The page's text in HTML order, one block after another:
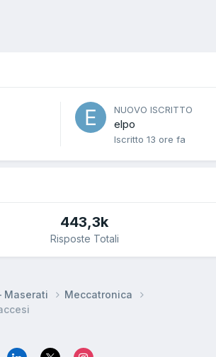
NUOVO ISCRITTO
elpo
Iscritto 13 ore fa
443,3k
Risposte Totali
Maserati
Meccatronica